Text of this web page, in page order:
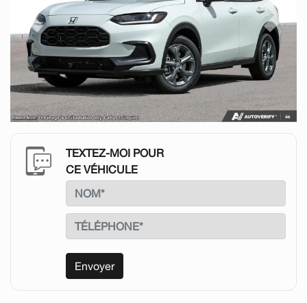
Previous Next
TEXTEZ-MOI POUR
CE VÉHICULE
Envoyer